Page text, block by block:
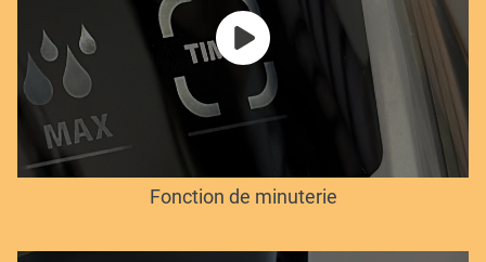
Fonction de minuterie